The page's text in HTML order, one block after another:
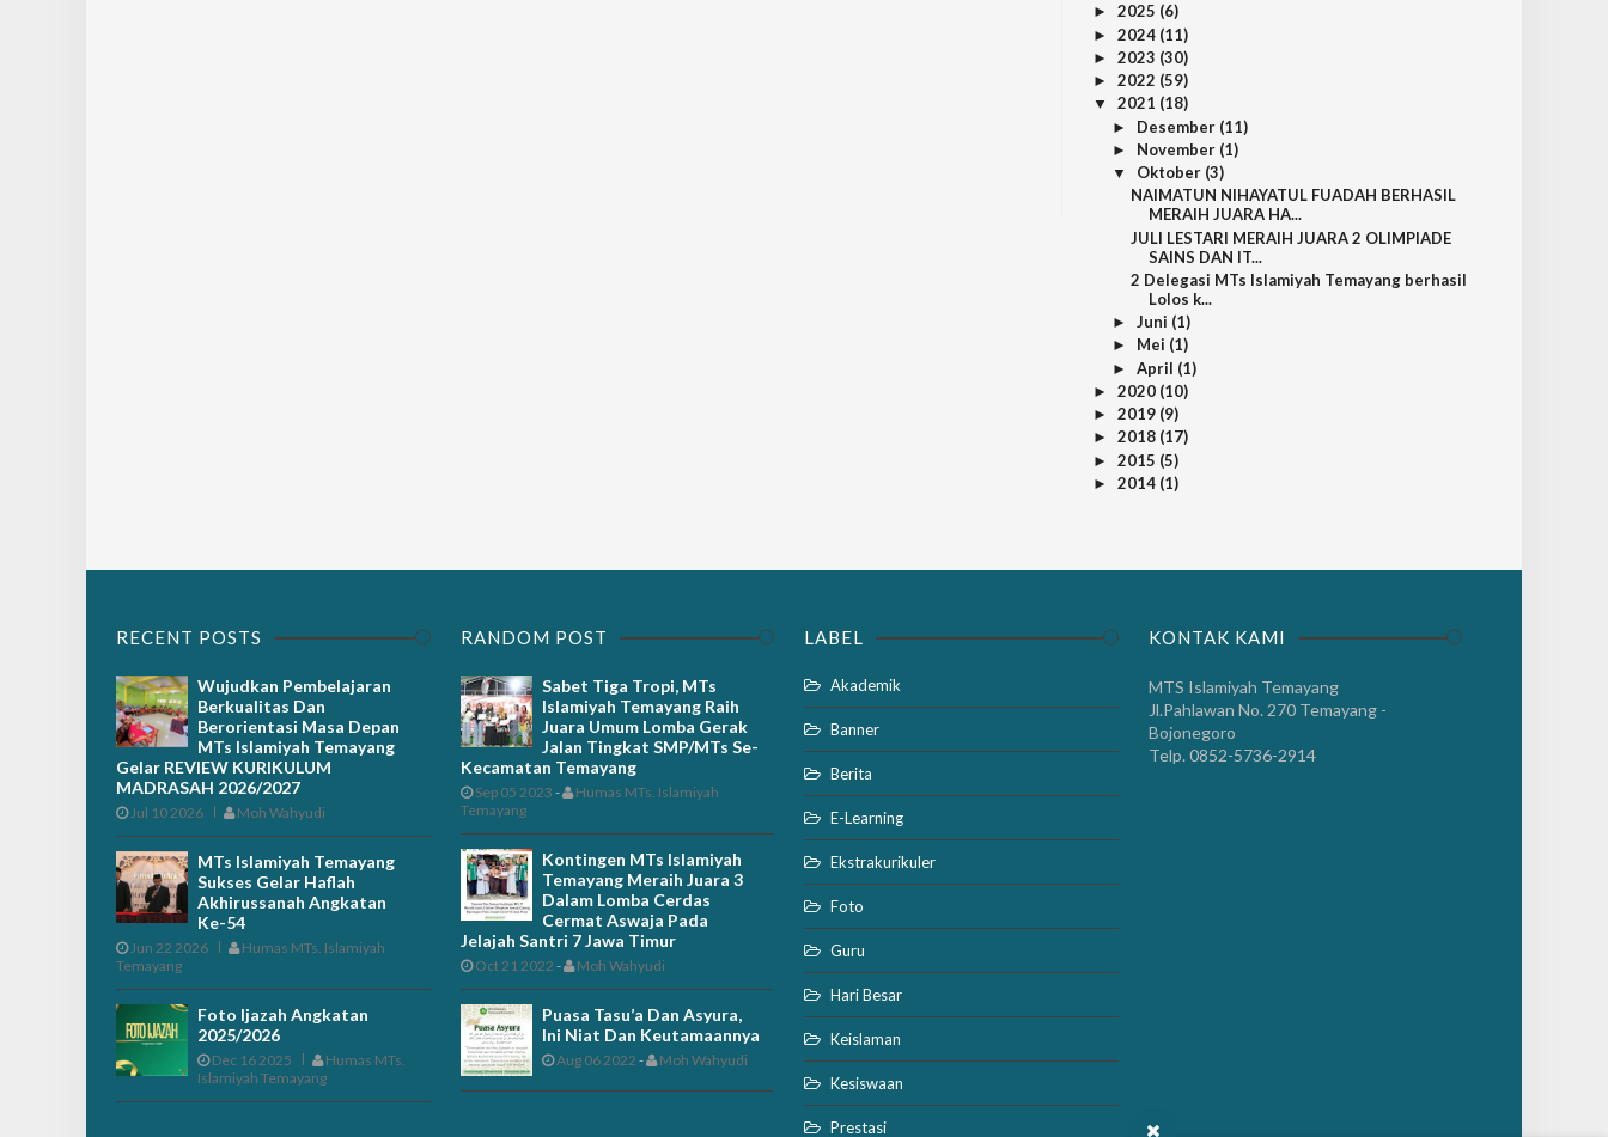
► 2025 (6)
► 2024 (11)
► 2023 (30)
► 2022 (59)
▼ 2021 (18)
► Desember (11)
► November (1)
▼ Oktober (3)
NAIMATUN NIHAYATUL FUADAH BERHASIL
MERAIH JUARA HA...
JULI LESTARI MERAIH JUARA 2 OLIMPIADE
SAINS DAN IT...
2 Delegasi MTs Islamiyah Temayang berhasil
Lolos k...
► Juni (1)
► Mei (1)
► April (1)
► 2020 (10)
► 2019 (9)
► 2018 (17)
► 2015 (5)
► 2014 (1)
RECENT POSTS
Wujudkan Pembelajaran
Berkualitas Dan
Berorientasi Masa Depan
MTs Islamiyah Temayang
Gelar REVIEW KURIKULUM
MADRASAH 2026/2027
Jul 10 2026 Moh Wahyudi
MTs Islamiyah Temayang
Sukses Gelar Haflah
Akhirussanah Angkatan
Ke-54
Jun 22 2026
Humas MTs. Islamiyah
Temayang
Foto Ijazah Angkatan
2025/2026
Dec 16 2025
Humas MTs.
Islamiyah Temayang
RANDOM POST
Sabet Tiga Tropi, MTs
Islamiyah Temayang Raih
Juara Umum Lomba Gerak
Jalan Tingkat SMP/MTs Se-
Kecamatan Temayang
Sep 05 2023 -
Humas MTs. Islamiyah
Temayang
Kontingen MTs Islamiyah
Temayang Meraih Juara 3
Dalam Lomba Cerdas
Cermat Aswaja Pada
Jelajah Santri 7 Jawa Timur
Oct 21 2022 - Moh Wahyudi
Puasa Tasu’a Dan Asyura,
Ini Niat Dan Keutamaannya
Aug 06 2022 - Moh Wahyudi
LABEL
Akademik
Banner
Berita
E-Learning
Ekstrakurikuler
Foto
Guru
Hari Besar
Keislaman
Kesiswaan
Prestasi
KONTAK KAMI
MTS Islamiyah Temayang
Jl.Pahlawan No. 270 Temayang -
Bojonegoro
Telp. 0852-5736-2914